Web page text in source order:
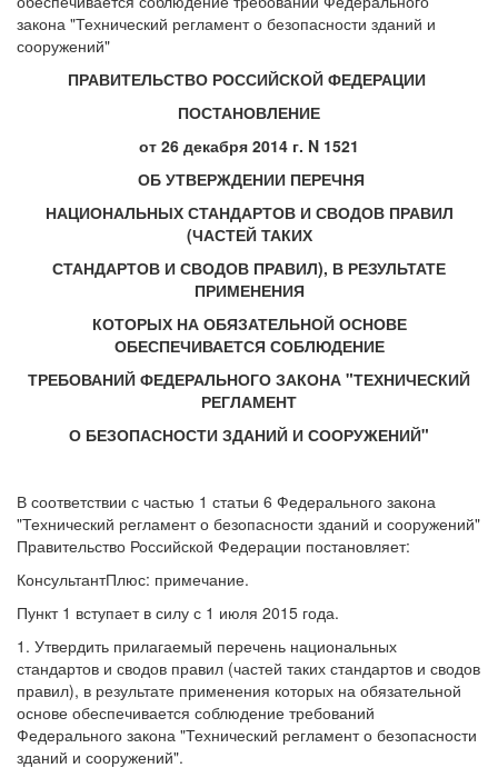
закона "Технический регламент о безопасности зданий и
сооружений"
ПРАВИТЕЛЬСТВО РОССИЙСКОЙ ФЕДЕРАЦИИ
ПОСТАНОВЛЕНИЕ
от 26 декабря 2014 г. N 1521
ОБ УТВЕРЖДЕНИИ ПЕРЕЧНЯ
НАЦИОНАЛЬНЫХ СТАНДАРТОВ И СВОДОВ ПРАВИЛ
(ЧАСТЕЙ ТАКИХ
СТАНДАРТОВ И СВОДОВ ПРАВИЛ), В РЕЗУЛЬТАТЕ
ПРИМЕНЕНИЯ
КОТОРЫХ НА ОБЯЗАТЕЛЬНОЙ ОСНОВЕ
ОБЕСПЕЧИВАЕТСЯ СОБЛЮДЕНИЕ
ТРЕБОВАНИЙ ФЕДЕРАЛЬНОГО ЗАКОНА "ТЕХНИЧЕСКИЙ
РЕГЛАМЕНТ
О БЕЗОПАСНОСТИ ЗДАНИЙ И СООРУЖЕНИЙ"
В соответствии с частью 1 статьи 6 Федерального закона
"Технический регламент о безопасности зданий и сооружений"
Правительство Российской Федерации постановляет:
КонсультантПлюс: примечание.
Пункт 1 вступает в силу с 1 июля 2015 года.
1. Утвердить прилагаемый перечень национальных
стандартов и сводов правил (частей таких стандартов и сводов
правил), в результате применения которых на обязательной
основе обеспечивается соблюдение требований
Федерального закона "Технический регламент о безопасности
зданий и сооружений".